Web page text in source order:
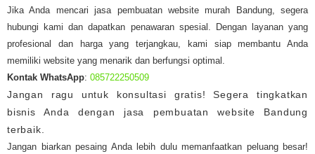
Jika Anda mencari jasa pembuatan website murah Bandung, segera
hubungi kami dan dapatkan penawaran spesial. Dengan layanan yang
profesional dan harga yang terjangkau, kami siap membantu Anda
memiliki website yang menarik dan berfungsi optimal.
Kontak WhatsApp: 085722250509
Jangan ragu untuk konsultasi gratis! Segera tingkatkan
bisnis Anda dengan jasa pembuatan website Bandung
terbaik.
Jangan biarkan pesaing Anda lebih dulu memanfaatkan peluang besar!